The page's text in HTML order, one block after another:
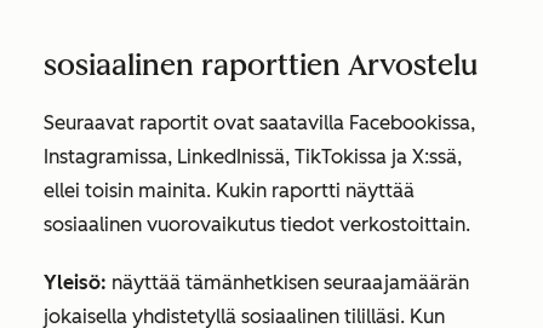
sosiaalinen raporttien Arvostelu
Seuraavat raportit ovat saatavilla Facebookissa,
Instagramissa, LinkedInissä, TikTokissa ja X:ssä,
ellei toisin mainita. Kukin raportti näyttää
sosiaalinen vuorovaikutus tiedot verkostoittain.
Yleisö: näyttää tämänhetkisen seuraajamäärän
jokaisella yhdistetyllä sosiaalinen tililläsi. Kun